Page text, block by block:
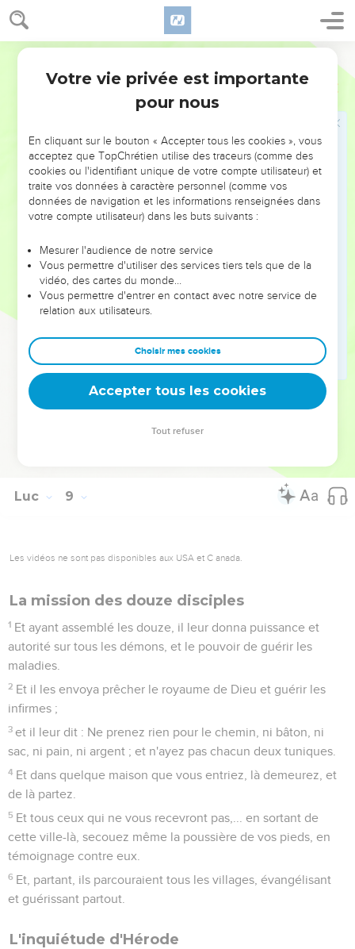
8
tremblant, et, se jetant devant lui, déclara devant tout le
peuple pour quelle raison elle l'avait touché, et comment
elle avait été guérie instantanément.
Et il lui dit : Aie bon courage, ma fille ; ta foi t'a guérie ; va-
chef de synagogue, lui disant : Ta fille est morte, ne
tourmente pas le maître.
Et Jésus, l'ayant entendu, lui répondit, disant : Ne crains
pas, crois seulement, et elle sera sauvée.
d'entrer, sinon à Pierre et à Jean et à Jacques, et au père de
la jeune fille et à la mère.
Et tous pleuraient et se lamentaient sur elle ; et il leur dit :
Ne pleurez pas, car elle n'est pas morte, mais elle dort.
Et ils se riaient de lui, sachant qu'elle était morte.
Mais lui, les ayant tous mis dehors, et l'ayant prise par la
main, cria, disant : Jeune fille, lève-toi.
Et son esprit retourna en elle, et elle se leva
Luc 9
Les vidéos ne sont pas disponibles aux USA et C anada.
La mission des douze disciples
1 Et ayant assemblé les douze, il leur donna puissance et
autorité sur tous les démons, et le pouvoir de guérir les
maladies.
2 Et il les envoya prêcher le royaume de Dieu et guérir les
infirmes ;
3 et il leur dit : Ne prenez rien pour le chemin, ni bâton, ni
sac, ni pain, ni argent ; et n'ayez pas chacun deux tuniques.
4 Et dans quelque maison que vous entriez, là demeurez, et
de là partez.
5 Et tous ceux qui ne vous recevront pas,... en sortant de
cette ville-là, secouez même la poussière de vos pieds, en
témoignage contre eux.
6 Et, partant, ils parcouraient tous les villages, évangélisant
et guérissant partout.
L'inquiétude d'Hérode
Votre vie privée est importante
pour nous
En cliquant sur le bouton « Accepter tous les cookies », vous
acceptez que TopChrétien utilise des traceurs (comme des
cookies ou l'identifiant unique de votre compte utilisateur) et
traite vos données à caractère personnel (comme vos
données de navigation et les informations renseignées dans
votre compte utilisateur) dans les buts suivants :
Mesurer l'audience de notre service
Vous permettre d'utiliser des services tiers tels que de la
vidéo, des cartes du monde…
Vous permettre d'entrer en contact avec notre service de
relation aux utilisateurs.
Choisir mes cookies
Accepter tous les cookies
Tout refuser